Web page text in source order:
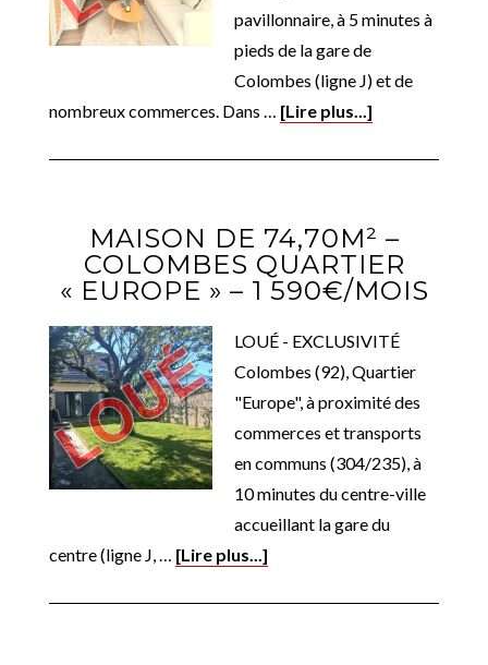
pavillonnaire, à 5 minutes à
pieds de la gare de
Colombes (ligne J) et de
nombreux commerces. Dans … [Lire plus...]
MAISON DE 74,70M² –
COLOMBES QUARTIER
« EUROPE » – 1 590€/MOIS
LOUÉ - EXCLUSIVITÉ
Colombes (92), Quartier
"Europe", à proximité des
commerces et transports
en communs (304/235), à
10 minutes du centre-ville
accueillant la gare du
centre (ligne J, … [Lire plus...]